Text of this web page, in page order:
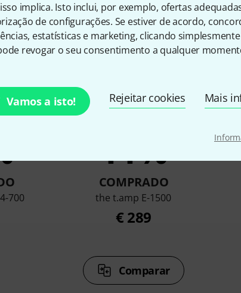
implica. Isto inclui, por exemplo, ofertas
de configurações. Se estiver de acordo,
estatísticas e marketing, clicando simplesmente
revogar o seu consentimento a qualquer
Vamos a isto! Rejeitar cookies Mais
os clientes que
700
11%
COMPRADO
the t.amp E-1500
€ 289
Comparar